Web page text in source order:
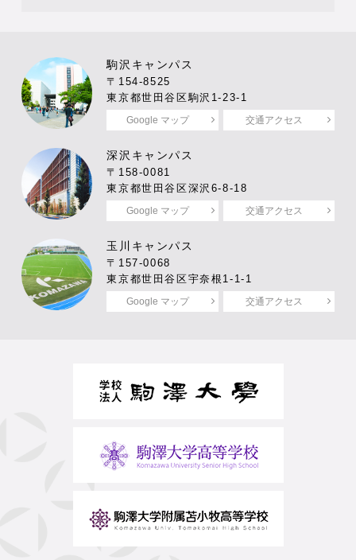
駒沢キャンパス
〒154-8525
東京都世田谷区駒沢1-23-1
Google マップ 交通アクセス
深沢キャンパス
〒158-0081
東京都世田谷区深沢6-8-18
Google マップ 交通アクセス
玉川キャンパス
〒157-0068
東京都世田谷区宇奈根1-1-1
Google マップ 交通アクセス